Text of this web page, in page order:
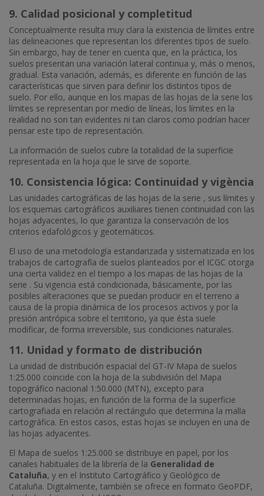
9. Calidad posicional y completitud
Conceptualmente resulta muy clara la existencia de límites entre
las delineaciones que representan los diferentes tipos de suelo.
Sin embargo, hay de tener en cuenta que, en la práctica, los
suelos presentan una variación lateral continua y, más o menos,
gradual. Esta variación, además, es diferente en función de las
características que sirven para definir los distintos tipos de
suelo. Por ello, aunque en los mapas de las hojas de la serie los
límites se representan por medio de líneas, los límites en la
realidad no son tan evidentes ni tan claros como podrían hacer
pensar este tipo de representación.
La información de suelos cubre la totalidad de la superficie
representada en la hoja que le sirve de soporte.
10. Consistencia lógica: Continuidad y vigència
Las unidades cartográficas de las hojas de la serie , sus límites y
los esquemas cartográficos auxiliares tienen continuidad con las
hojas adyacentes, lo que garantiza la conservación de los
criterios edafológicos y geotemáticos.
El uso de una metodología estandarizada y sistematizada en los
trabajos de cartografía de suelos planteados por el ICGC otorga
una cierta validez en el tiempo a los mapas de las hojas de la
serie . Su vigencia está condicionada, básicamente, por las
posibles alteraciones que se puedan producir en el terreno a
causa de la propia dinámica de los procesos activos y por la
presión antrópica sobre el territorio, ya que ésta suele
modificar, de forma irreversible, sus condiciones naturales.
11. Unidad y formato de distribución
La unidad de distribución espacial del GT-IV Mapa de suelos
1:25.000 coincide con la hoja de la subdivisión del Mapa
topográfico nacional 1:50.000 (MTN), excepto para
determinadas hojas, en función de la forma de la superficie
cartografiada en relación al rectángulo que determina la malla
cartográfica. En estos casos, estas hojas se incluyen en una de
las hojas adyacentes.
El Mapa de suelos 1:25.000 se distribuye en papel, por los
canales habituales de la librería de la Generalidad de
Cataluña, y en el Instituto Cartográfico y Geológico de
Cataluña. Digitalmente, también se ofrece en formato GeoPDF,